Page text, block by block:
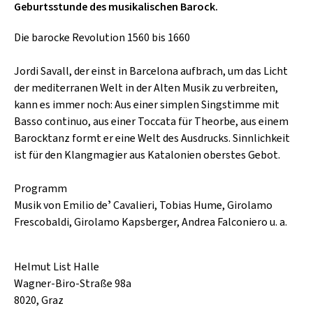
CAFÉ WOLF
POSTGARAGE
KUNSTGARTEN
KRISTALLWERK
GOLD & PECH THEATER
HARD & HEAVY
VOLKSMUSIK
Geburtsstunde des musikalischen Barock.
Die barocke Revolution 1560 bis 1660
Jordi Savall, der einst in Barcelona aufbrach, um das Licht
der mediterranen Welt in der Alten Musik zu verbreiten,
kann es immer noch: Aus einer simplen Singstimme mit
Basso continuo, aus einer Toccata für Theorbe, aus einem
Barocktanz formt er eine Welt des Ausdrucks. Sinnlichkeit
ist für den Klangmagier aus Katalonien oberstes Gebot.
Programm
Musik von Emilio deʼ Cavalieri, Tobias Hume, Girolamo
Frescobaldi, Girolamo Kapsberger, Andrea Falconiero u. a.
Helmut List Halle
Wagner-Biro-Straße 98a
8020, Graz